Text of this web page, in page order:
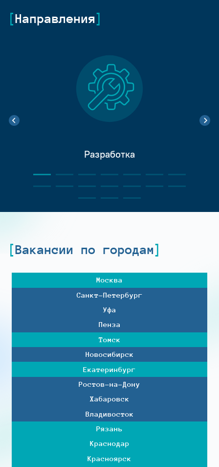
Направления
Разработка
Вакансии по городам
Москва
Санкт-Петербург
Уфа
Пенза
Томск
Новосибирск
Екатеринбург
Ростов-на-Дону
Хабаровск
Владивосток
Рязань
Краснодар
Красноярск